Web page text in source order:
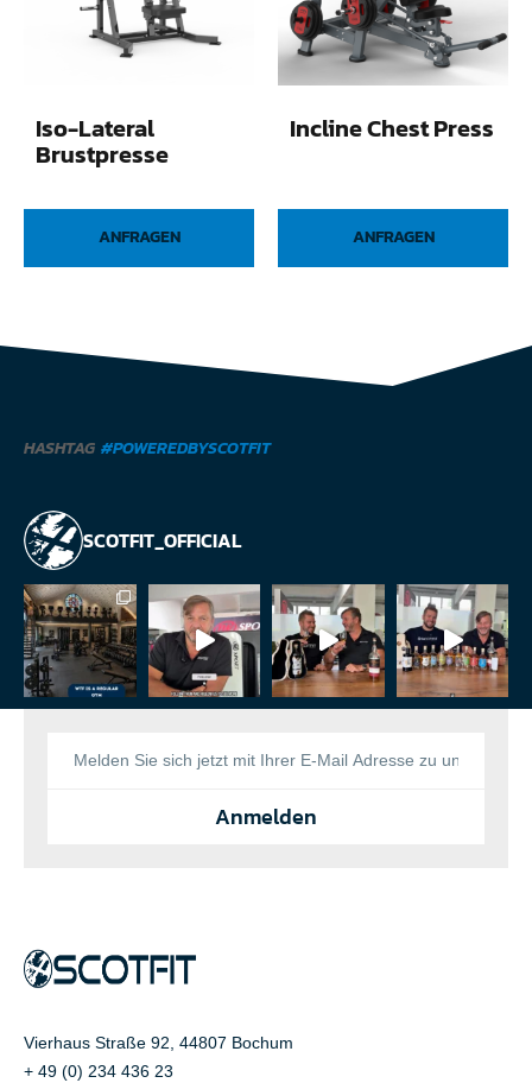
Iso-Lateral
Brustpresse
ANFRAGEN
Incline Chest Press
ANFRAGEN
HASHTAG #POWEREDBYSCOTFIT
SCOTFIT_OFFICIAL
Anmelden
Vierhaus Straße 92, 44807 Bochum
+ 49 (0) 234 436 23